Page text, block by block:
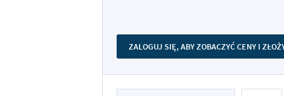
ZALOGUJ SIĘ, ABY ZOBACZYĆ CENY I